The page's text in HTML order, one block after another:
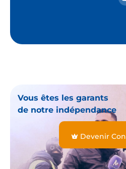
Vous êtes les garants
de notre indépendance
Devenir